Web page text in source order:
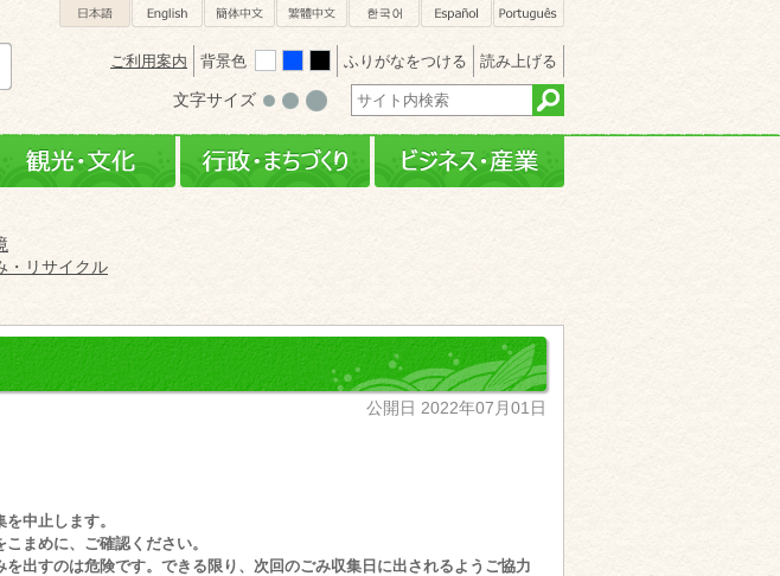
日本語 English 簡体中文 繁體中文 한국어 Español
ご利用案内 背景色 black
ふりがなをつける 読み上げる
文字サイズ
くらし・教育 観光・文化 行政・まちづくり
・リサイクル
公開日 2022年07月01日
中止します。
まめに、ご確認ください。
を出すのは危険です。できる限り、次回のごみ収集日に出されるようご協力